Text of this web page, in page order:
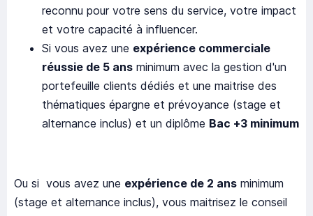
reconnu pour votre sens du service, votre impact
et votre capacité à influencer.
Si vous avez une expérience commerciale
réussie de 5 ans minimum avec la gestion d'un
portefeuille clients dédiés et une maitrise des
thématiques épargne et prévoyance (stage et
alternance inclus) et un diplôme Bac +3 minimum
Ou si vous avez une expérience de 2 ans minimum
(stage et alternance inclus), vous maitrisez le conseil